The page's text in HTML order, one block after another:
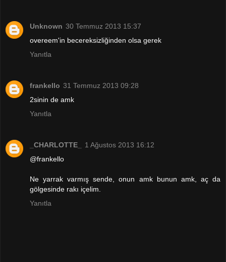
Unknown 30 Temmuz 2013 15:37
overeem'in becereksizliğinden olsa gerek
Yanıtla
frankello 31 Temmuz 2013 09:28
2sinin de amk
Yanıtla
_CHARLOTTE_
1 Ağustos 2013 16:12
@frankello
Ne yarrak varmış sende, onun amk bunun amk, aç da
gölgesinde rakı içelim.
Yanıtla